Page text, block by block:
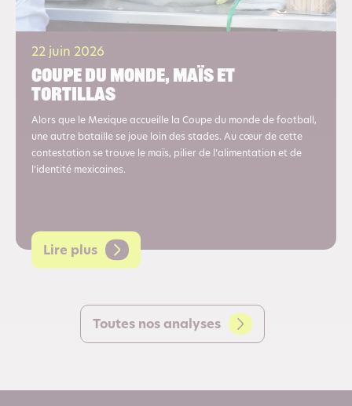
22 juin 2026
Coupe du monde, maïs et
tortillas
Alors que le Mexique accueille la Coupe du monde de football,
une autre bataille se joue loin des stades. Au cœur de cette
contestation se trouve le maïs, pilier de l’alimentation et de
l’identité mexicaines.
Lire plus
Toutes nos analyses